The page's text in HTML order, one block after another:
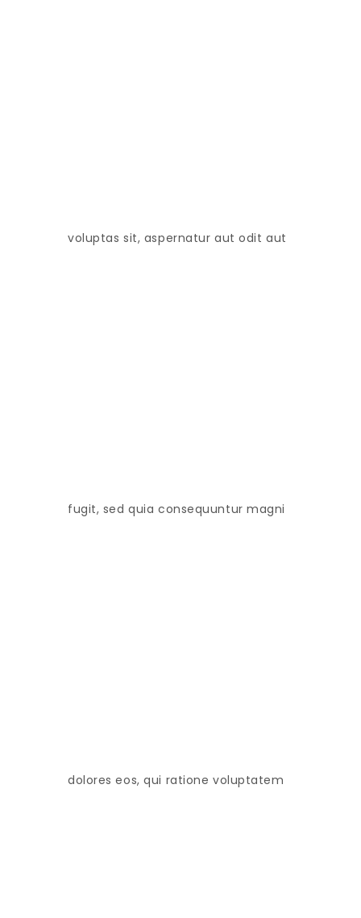
voluptas sit, aspernatur aut odit aut
fugit, sed quia consequuntur magni
dolores eos, qui ratione voluptatem